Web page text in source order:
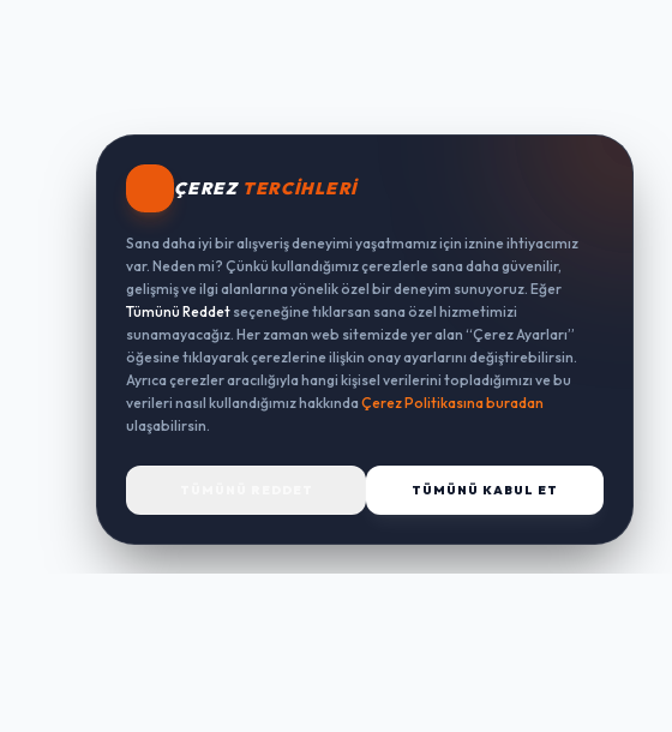
ÇEREZ TERCIHLERI
Sana daha iyi bir alışveriş deneyimi yaşatmamız için iznine ihtiyacımız
var. Neden mi? Çünkü kullandığımız çerezlerle sana daha güvenilir,
gelişmiş ve ilgi alanlarına yönelik özel bir deneyim sunuyoruz. Eğer
Tümünü Reddet seçeneğine tıklarsan sana özel hizmetimizi
sunamayacağız. Her zaman web sitemizde yer alan “Çerez Ayarları”
öğesine tıklayarak çerezlerine ilişkin onay ayarlarını değiştirebilirsin.
Ayrıca çerezler aracılığıyla hangi kişisel verilerini topladığımızı ve bu
verileri nasıl kullandığımız hakkında Çerez Politikasına buradan
ulaşabilirsin.
TÜMÜNÜ KABUL ET